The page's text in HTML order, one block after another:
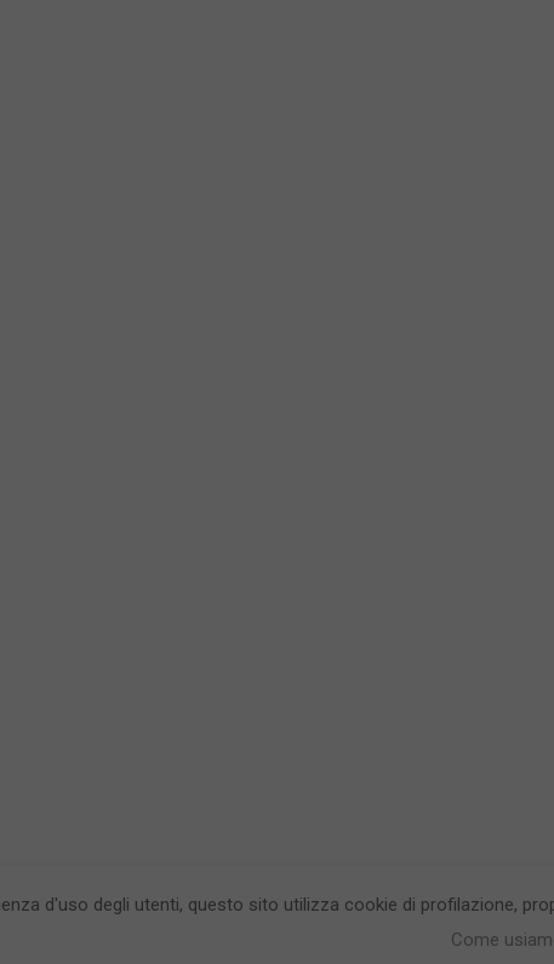
CronacaFlegrea testata giornalistica - aut.
d'uso degli utenti, questo sito utilizza cookie di profilazione,
Come